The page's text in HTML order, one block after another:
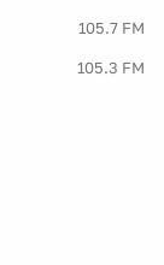
105.7 FM
105.3 FM